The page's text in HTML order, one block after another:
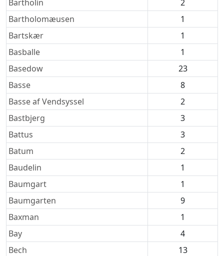
Bartholin
2
Bartholomæusen
1
Bartskær
1
Basballe
1
Basedow
23
Basse
8
Basse af Vendsyssel
2
Bastbjerg
3
Battus
3
Batum
2
Baudelin
1
Baumgart
1
Baumgarten
9
Baxman
1
Bay
4
Bech
13